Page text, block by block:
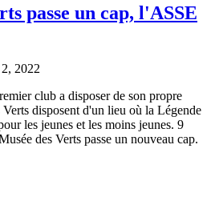
passe un cap, l'ASSE
2022
club a disposer de son propre
disposent d'un lieu où la Légende
les jeunes et les moins jeunes. 9
des Verts passe un nouveau cap.